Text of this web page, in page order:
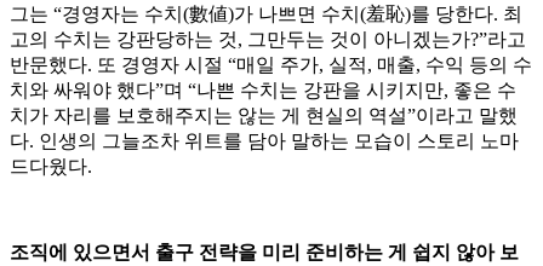
그는 “경영자는 수치(數値)가 나쁘면 수치(羞恥)를 당한다. 최
고의 수치는 강판당하는 것, 그만두는 것이 아니겠는가?”라고
반문했다. 또 경영자 시절 “매일 주가, 실적, 매출, 수익 등의 수
치와 싸워야 했다”며 “나쁜 수치는 강판을 시키지만, 좋은 수
치가 자리를 보호해주지는 않는 게 현실의 역설”이라고 말했
다. 인생의 그늘조차 위트를 담아 말하는 모습이 스토리 노마
드다웠다.
조직에 있으면서 출구 전략을 미리 준비하는 게 쉽지 않아 보